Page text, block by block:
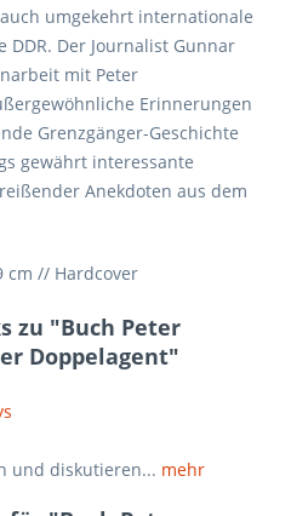
umgekehrt internationale
DDR. Der Journalist Gunnar
mit Peter
Erinnerungen
Grenzgänger-Geschichte
gewährt interessante
Anekdoten aus dem
cm // Hardcover
zu "Buch Peter
Doppelagent"
und diskutieren... mehr